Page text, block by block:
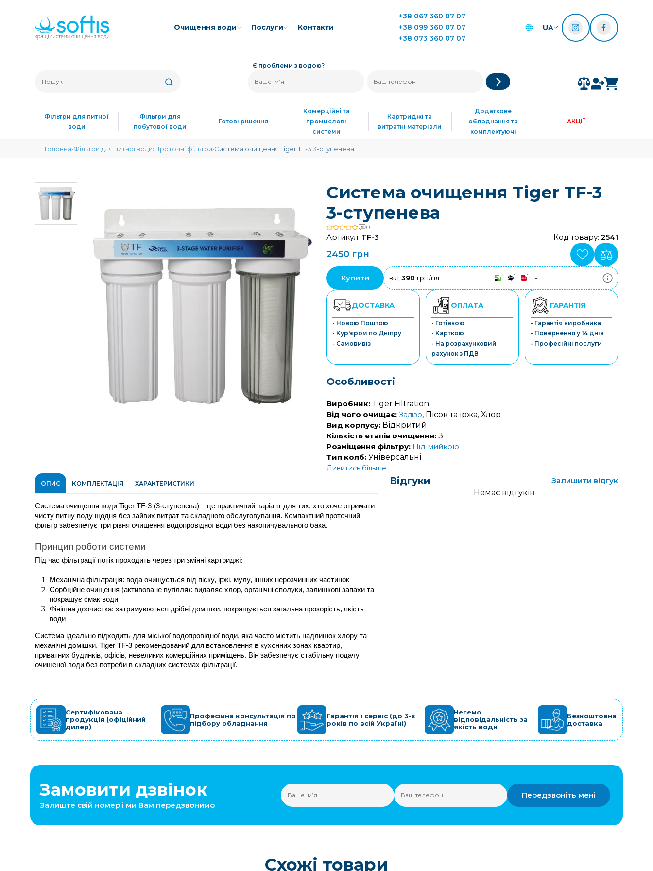
Очищення води Послуги Контакти
+38 067 360 07 07
+38 099 360 07 07
+38 073 360 07 07
UA
Є проблеми з водою?
Фільтри для питної
води
Фільтри для
побутової води
Готові рішення
Комерційні та
промислові
системи
Картриджі та
витратні матеріали
Додаткове
обладнання та
комплектуючі
АКЦІЇ
Головна Фільтри для питної води Проточні фільтри Система очищення Tiger TF-3 3-ступенева
Система очищення Tiger TF-3
3-ступенева
0
Артикул: TF-3 Код товару: 2541
2450 грн
Купити від 390 грн/пл. 10 3 3 +
3-10 платежів, кредит 0.01%
Монобанк
3-7 платежів, кредит 0.01%
ПУМБ
3-10 платежів, кредит 0.01%
3-10 платежів, кредит 0.01%
3-10 платежів, кредит 0.01%
Sens-Банк
ДОСТАВКА
- Новою Поштою
- Кур'єром по Дніпру
- Самовивіз
ОПЛАТА
- Готівкою
- Карткою
- На розрахунковий
рахунок з ПДВ
ГАРАНТІЯ
- Гарантія виробника
- Повернення у 14 днів
- Професійні послуги
Особливості
Виробник: Tiger Filtration
Від чого очищає: Залізо, Пісок та іржа, Хлор
Вид корпусу: Відкритий
Кількість етапів очищення: 3
Розміщення фільтру: Під мийкою
Тип колб: Універсальні
Дивитись більше
ОПИС КОМПЛЕКТАЦІЯ ХАРАКТЕРИСТИКИ
Система очищення води Tiger TF-3 (3-ступенева) – це практичний варіант для тих, хто хоче отримати
чисту питну воду щодня без зайвих витрат та складного обслуговування. Компактний проточний
фільтр забезпечує три рівня очищення водопровідної води без накопичувального бака.
Принцип роботи системи
Під час фільтрації потік проходить через три змінні картриджі:
Механічна фільтрація: вода очищується від піску, іржі, мулу, інших нерозчинних частинок
Сорбційне очищення (активоване вугілля): видаляє хлор, органічні сполуки, залишкові запахи та
покращує смак води
Фінішна доочистка: затримуюються дрібні домішки, покращується загальна прозорість, якість
води
Система ідеально підходить для міської водопровідної води, яка часто містить надлишок хлору та
механічні домішки. Tiger TF-3 рекомендований для встановлення в кухонних зонах квартир,
приватних будинків, офісів, невеликих комерційних приміщень. Він забезпечує стабільну подачу
очищеної води без потреби в складних системах фільтрації.
Відгуки
Залишити відгук
Немає відгуків
Сертифікована
продукція (офіційний
дилер)
Професійна консультація по
підбору обладнання
Гарантія і сервіс (до 3-х
років по всій Україні)
Несемо
відповідальність за
якість води
Безкоштовна
доставка
Замовити дзвінок
Залиште свій номер і ми Вам передзвонимо
Передзвоніть мені
Схожі товари